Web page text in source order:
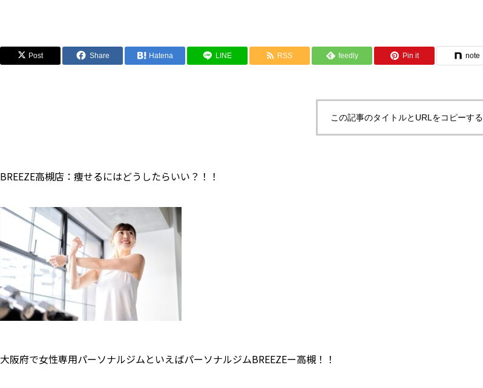
Post Share Hatena LINE RSS feedly Pin it note
この記事のタイトルとURLをコピーする
BREEZE高槻店：痩せるにはどうしたらいい？！！
大阪府で女性専用パーソナルジムといえばパーソナルジムBREEZEー高槻！！